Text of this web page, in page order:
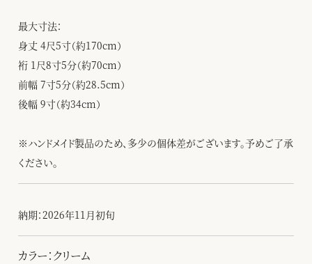
最大寸法：
身丈 4尺5寸（約170cm）
裄 1尺8寸5分（約70cm）
前幅 7寸5分（約28.5cm）
後幅 9寸（約34cm）
※ハンドメイド製品のため、多少の個体差がございます。予めご了承
ください。
納期：2026年11月初旬
カラー：クリーム